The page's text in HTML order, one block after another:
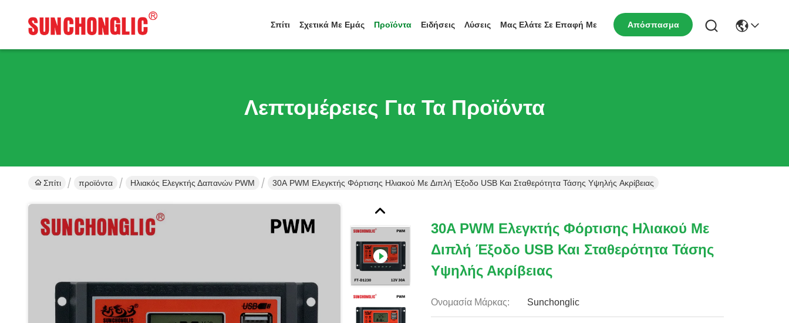
Σπίτι Σχετικά Με Εμάς Προϊόντα Ειδήσεις Λύσεις Μας Ελάτε Σε Επαφή Με Απόσπασμα
Λεπτομέρειες Για Τα Προϊόντα
Σπίτι προϊόντα Ηλιακός Ελεγκτής Δαπανών PWM 30A PWM Ελεγκτής Φόρτισης Ηλιακού Με Διπλή Έξοδο USB Και Σταθερότητα Τάσης Υψηλής Ακρίβειας
30A PWM Ελεγκτής Φόρτισης Ηλιακού Με
Διπλή Έξοδο USB Και Σταθερότητα Τάσης
Υψηλής Ακρίβειας
Ονομασία Μάρκας: Sunchonglic